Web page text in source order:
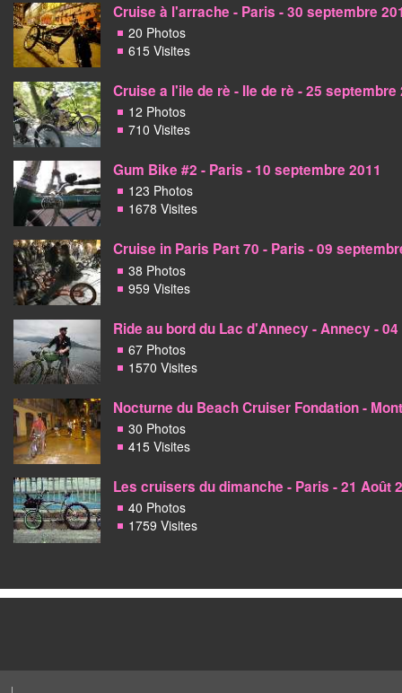
Cruise à l'arrache - Paris - 30 septembre
20 Photos
615 Visites
Cruise a l'ile de rè - Ile de rè - 25 septembre
12 Photos
710 Visites
Gum Bike #2 - Paris - 10 septembre 2011
123 Photos
1678 Visites
Cruise in Paris Part 70 - Paris - 09
38 Photos
959 Visites
Ride au bord du Lac d'Annecy - Annecy -
67 Photos
1570 Visites
Nocturne du Beach Cruiser Fondation -
30 Photos
415 Visites
Les cruisers du dimanche - Paris - 21 Août
40 Photos
1759 Visites
|